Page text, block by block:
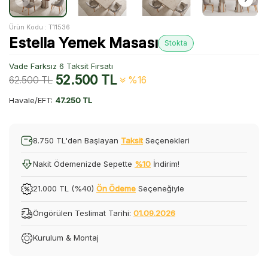
Ürün Kodu : T11536
Estella Yemek Masası Stokta
Vade Farksız 6 Taksit Fırsatı
62.500TL 52.500TL %16
Havale/EFT: 47.250 TL
8.750 TL'den Başlayan Taksit Seçenekleri
Nakit Ödemenizde Sepette %10 İndirim!
21.000 TL (%40) Ön Ödeme Seçeneğiyle
Öngörülen Teslimat Tarihi: 01.09.2026
Kurulum & Montaj